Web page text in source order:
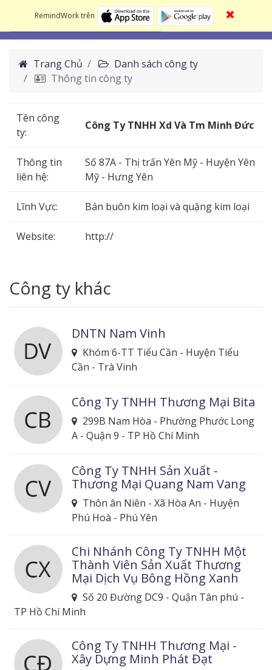
RemindWork trên
Trang Chủ
Danh sách công ty
Thông tin công ty
Tên công
ty:
Công Ty TNHH Xd Và Tm Minh Đức
Thông tin
liên hệ:
Số 87A - Thị trấn Yên Mỹ - Huyện Yên
Mỹ - Hưng Yên
Lĩnh Vực: Bán buôn kim loại và quặng kim loại
Website: http://
Công ty khác
DNTN Nam Vinh
Khóm 6-TT Tiểu Cần - Huyện Tiểu
Cần - Trà Vinh
Công Ty TNHH Thương Mại Bita
299B Nam Hòa - Phường Phước Long
A - Quận 9 - TP Hồ Chí Minh
Công Ty TNHH Sản Xuất -
Thương Mại Quang Nam Vang
Thôn ân Niên - Xã Hòa An - Huyện
Phú Hoà - Phú Yên
Chi Nhánh Công Ty TNHH Một
Thành Viên Sản Xuất Thương
Mại Dịch Vụ Bông Hồng Xanh
Số 20 Đường DC9 - Quận Tân phú -
TP Hồ Chí Minh
Công Ty TNHH Thương Mại -
Xây Dựng Minh Phát Đạt